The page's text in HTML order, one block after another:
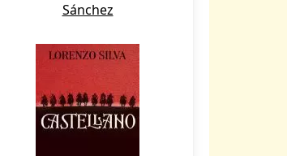
Sánchez